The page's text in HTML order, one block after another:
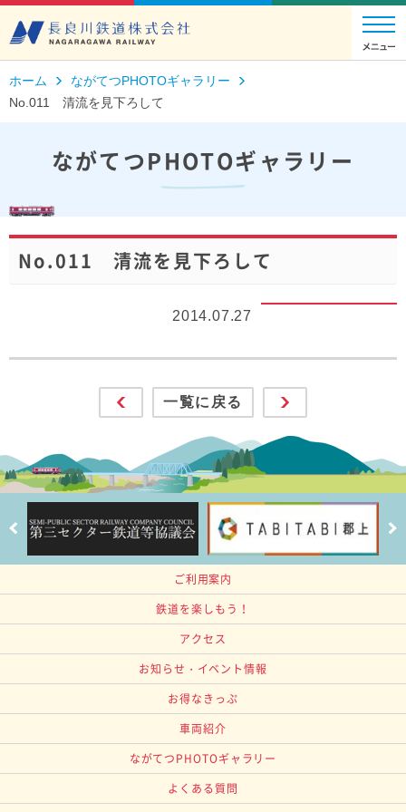
ホーム
ながてつPHOTOギャラリー
No.011 清流を見下ろして
ながてつPHOTOギャラリー
No.011 清流を見下ろして
2014.07.27
一覧に戻る
ご利用案内
鉄道を楽しもう！
アクセス
お知らせ・イベント情報
お得なきっぷ
車両紹介
ながてつPHOTOギャラリー
よくある質問